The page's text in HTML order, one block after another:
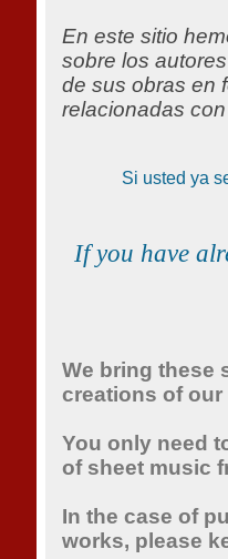
En este sitio
sobre los
de sus obras en
relacionadas
Si usted ya
If you have
We bring these
creations of our
You only need
of sheet music
In the case of
works, please